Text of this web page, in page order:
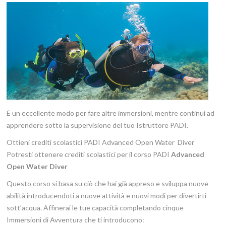
È un eccellente modo per fare altre immersioni, mentre continui ad
apprendere sotto la supervisione del tuo Istruttore PADI.
Ottieni crediti scolastici PADI Advanced Open Water Diver
Potresti ottenere crediti scolastici per il corso PADI Advanced
Open Water Diver
Questo corso si basa su ciò che hai già appreso e sviluppa nuove
abilità introducendoti a nuove attività e nuovi modi per divertirti
sott’acqua. Affinerai le tue capacità completando cinque
Immersioni di Avventura che ti introducono: